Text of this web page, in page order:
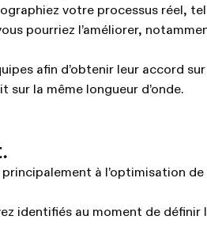
votre processus réel,
pourriez l’améliorer,
afin d’obtenir leur accord
la même longueur d’onde.
à l’optimisation
identifiés au moment de définir